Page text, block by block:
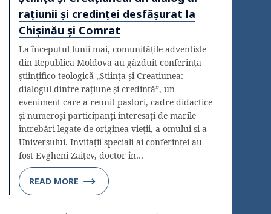
rațiunii și credinței desfășurat la
Chișinău și Comrat
La începutul lunii mai, comunitățile adventiste
din Republica Moldova au găzduit conferința
științifico-teologică „Știința și Creațiunea:
dialogul dintre rațiune și credință”, un
eveniment care a reunit pastori, cadre didactice
și numeroși participanți interesați de marile
întrebări legate de originea vieții, a omului și a
Universului. Invitații speciali ai conferinței au
fost Evgheni Zaițev, doctor în…
READ MORE